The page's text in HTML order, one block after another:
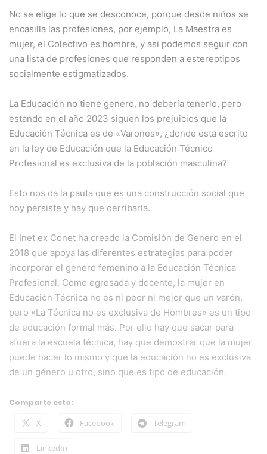
No se elige lo que se desconoce, porque desde niños se
encasilla las profesiones, por ejemplo, La Maestra es
mujer, el Colectivo es hombre, y asi podemos seguir con
una lista de profesiones que responden a estereotipos
socialmente estigmatizados.
La Educación no tiene genero, no debería tenerlo, pero
estando en el año 2023 siguen los prejuicios que la
Educación Técnica es de «Varones», ¿donde esta escrito
en la ley de Educación que la Educación Técnico
Profesional es exclusiva de la población masculina?
Esto nos da la pauta que es una construcción social que
hoy persiste y hay que derribarla.
El Inet ex Conet ha creado la Comisión de Genero en el
2018 que apoya las diferentes estrategias para poder
incorporar el genero femenino a la Educación Técnica
Profesional. Como egresada y docente, la mujer en
Educación Técnica no es ni peor ni mejor que un varón,
pero «La Técnica no es exclusiva de Hombres» es un tipo
de educación formal más. Por ello hay que sacar para
afuera la escuela técnica, hay que demostrar que la mujer
puede hacer lo mismo y que la educación no es exclusiva
de un género u otro, sino que es tipo de educación.
Comparte esto:
X Facebook Telegram
LinkedIn